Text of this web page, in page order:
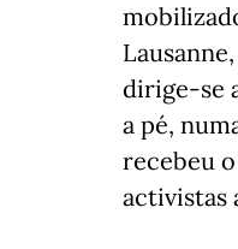
dirige-se
a pé,
recebeu
activistas